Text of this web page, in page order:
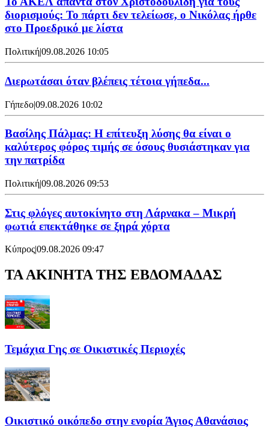
διορισμούς: Το πάρτι δεν τελείωσε, ο Νικόλας ήρθε
στο Προεδρικό με λίστα
Πολιτική|09.08.2026 10:05
Διερωτάσαι όταν βλέπεις τέτοια γήπεδα...
Γήπεδο|09.08.2026 10:02
Βασίλης Πάλμας: Η επίτευξη λύσης θα είναι ο
καλύτερος φόρος τιμής σε όσους θυσιάστηκαν για
την πατρίδα
Πολιτική|09.08.2026 09:53
Στις φλόγες αυτοκίνητο στη Λάρνακα – Μικρή
φωτιά επεκτάθηκε σε ξηρά χόρτα
Κύπρος|09.08.2026 09:47
ΤΑ ΑΚΙΝΗΤΑ ΤΗΣ ΕΒΔΟΜΑΔΑΣ
Τεμάχια Γης σε Οικιστικές Περιοχές
Οικιστικό οικόπεδο στην ενορία Άγιος Αθανάσιος